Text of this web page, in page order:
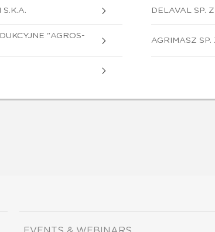
DELAVAL SP. Z
"AGROS-
AGRIMASZ SP.